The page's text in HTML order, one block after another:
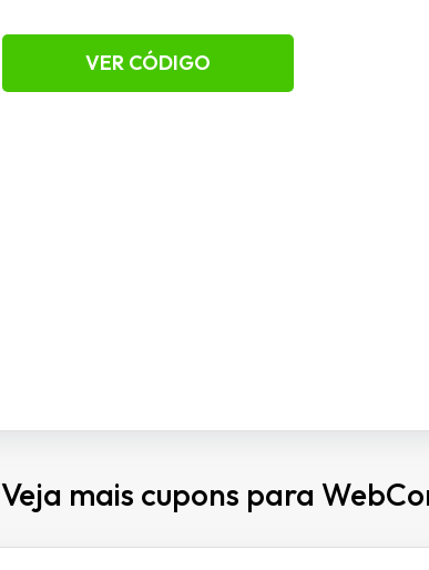
VER CÓDIGO
Veja mais cupons para